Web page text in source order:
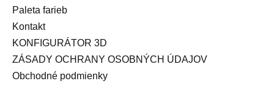
Paleta farieb
Kontakt
KONFIGURÁTOR 3D
ZÁSADY OCHRANY OSOBNÝCH ÚDAJOV
Obchodné podmienky